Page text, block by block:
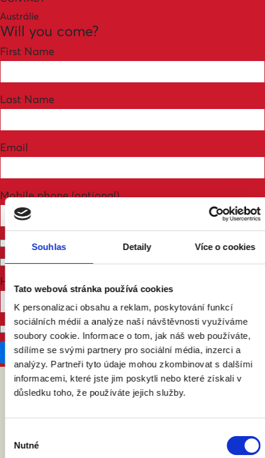
Souhlas Detaily Více o cookies
Tato webová stránka používá cookies
K personalizaci obsahu a reklam, poskytování funkcí
sociálních médií a analýze naší návštěvnosti využíváme
soubory cookie. Informace o tom, jak náš web používáte,
sdílíme se svými partnery pro sociální média, inzerci a
analýzy. Partneři tyto údaje mohou zkombinovat s dalšími
informacemi, které jste jim poskytli nebo které získali v
důsledku toho, že používáte jejich služby.
souhlasu
Nutné
Austrálie
Will you come?
First Name
Last Name
Email
Mobile phone (optional)
Send me email updates
Send me text messages
How many other people are you bringing?
Don't publish my RSVP on the website